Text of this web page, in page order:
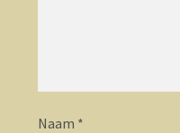
Naam *